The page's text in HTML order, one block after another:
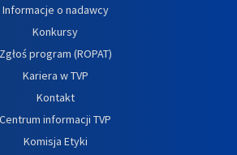
Informacje o nadawcy
Konkursy
Zgłoś program (ROPAT)
Kariera w TVP
Kontakt
Centrum informacji TVP
Komisja Etyki